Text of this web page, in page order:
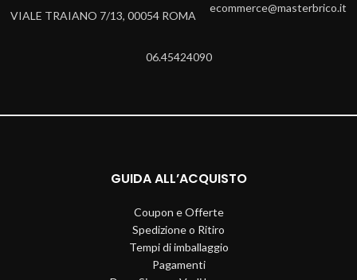
VIALE TRAIANO 7/13, 00054 ROMA
ecommerce@masterbrico.it
06.45424090
GUIDA ALL’ACQUISTO
Coupon e Offerte
Spedizione o Ritiro
Tempi di imballaggio
Pagamenti